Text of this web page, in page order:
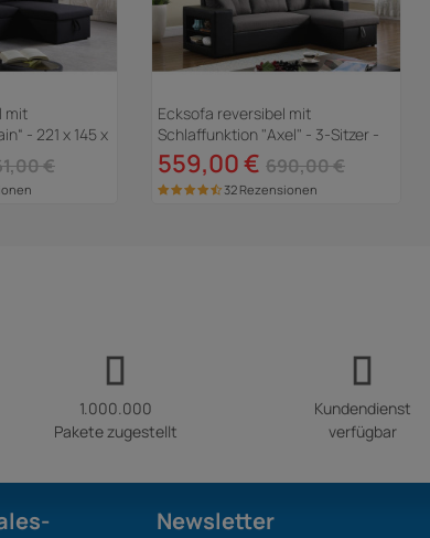
mit
- 221 x 145 x
€
Ecksofa reversibel mit
Schlaffunktion "Axel" - 3-Sitzer -
Schwarz / Grau
559,00 € 690,00 €
32 Rezensionen
1.000.000
Pakete zugestellt
Kundendienst
verfügbar
Newsletter